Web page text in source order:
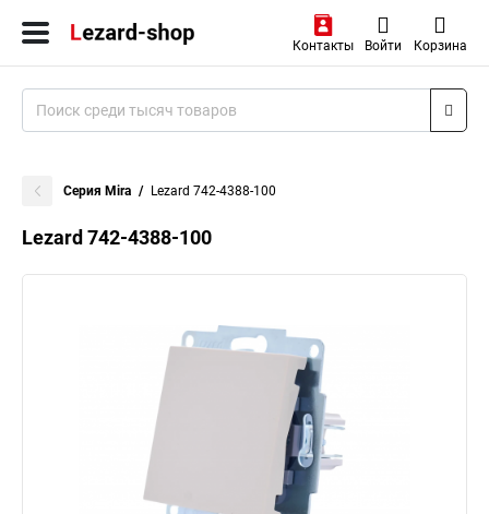
Контакты Войти Корзина
Серия Mira Lezard 742-4388-100
Lezard 742-4388-100